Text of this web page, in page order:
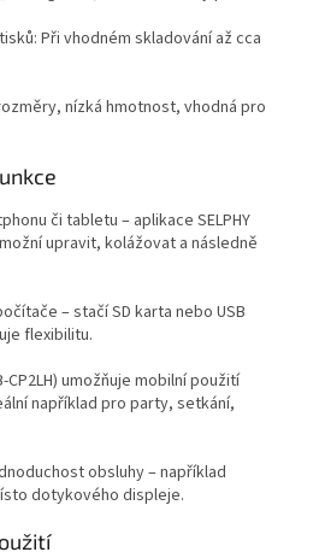
Při vhodném skladování až cca
nízká hmotnost, vhodná pro
či tabletu – aplikace SELPHY
upravit, kolážovat a následně
– stačí SD karta nebo USB
flexibilitu.
umožňuje mobilní použití
například pro party, setkání,
obsluhy – například
dotykového displeje.